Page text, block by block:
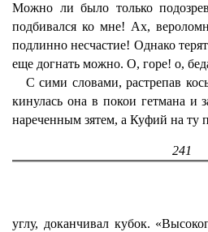
Можно ли было только
подбивался ко мне! Ах,
подлинно несчастие! Однако
еще догнать можно. О, горе! о,
С сими словами, растрепав
кинулась она в покои гетмана и
нареченным зятем, а Куфий на ту
241
углу, доканчивал кубок.